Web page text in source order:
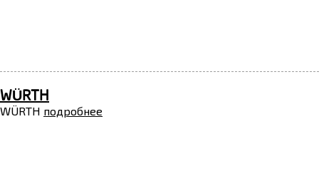
WÜRTH
WÜRTH подробнее